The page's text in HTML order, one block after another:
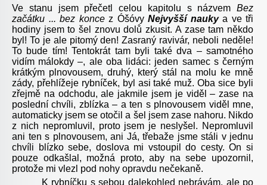
Ve stanu jsem přečetl celou kapitolu s názvem Bez
začátku ... bez konce z Óšóvy Nejvyšší naukya ve tři
hodiny jsem to šel znovu dolů zkusit. A zase tam někdo
byl! To je ale pitomý den! Zasraný ravivár, neboli neděle!
To bude tím! Tentokrát tam byli také dva – samotného
vidím málokdy –, ale oba lidáci: jeden samec s černým
krátkým plnovousem, druhý, který stál na molu ke mně
zády, přehlížeje rybníček, byl asi také muž. Oba sice byli
zřejmě na odchodu, ale jakmile jsem je viděl – zase na
poslední chvíli, zblízka – a ten s plnovousem viděl mne,
automaticky jsem se otočil a šel jsem zase nahoru. Nikdo
z nich nepromluvil, proto jsem je neslyšel. Nepromluvil
ani ten s plnovousem, ani Já, třebaže jsme stáli v jednu
chvíli blízko sebe, doslova mi vstoupil do cesty. On si
pouze odkašlal, možná proto, aby na sebe upozornil,
protože mi vlezl pod nohy opravdu nečekaně.
K rybníčku s sebou dalekohled nebrávám, ale po